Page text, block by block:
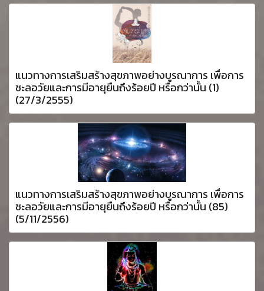
แนวทางการเสริมสร้างสุขภาพอย่างบูรณาการ เพื่อการ
ชะลอวัยและการมีอายุยืนถึงร้อยปี หรือกว่านั้น (1)
(27/3/2555)
แนวทางการเสริมสร้างสุขภาพอย่างบูรณาการ เพื่อการ
ชะลอวัยและการมีอายุยืนถึงร้อยปี หรือกว่านั้น (85)
(5/11/2556)